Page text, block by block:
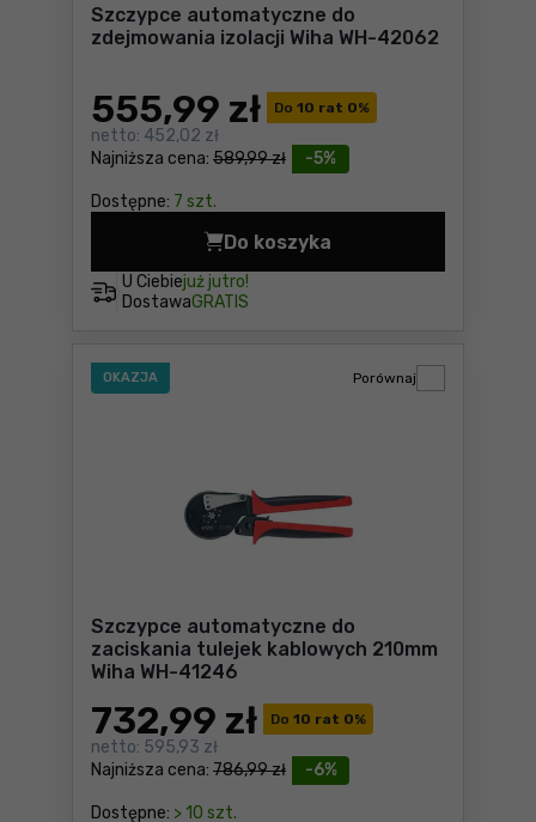
Szczypce automatyczne do
zdejmowania izolacji Wiha WH-42062
Do 10 rat 0%
-5%
Najniższa cena: 589,99 zł
555,99 zł
netto: 452,02 zł
Dostępne: 7 szt.
U Ciebiejuż jutro!
DostawaGRATIS
Do koszyka
Szczypce automatyczne do
OKAZJA
Szczypce automatyczne do
zaciskania tulejek kablowych 210mm
Wiha WH-41246
Do 10 rat 0%
-6%
Najniższa cena: 786,99 zł
732,99 zł
netto: 595,93 zł
Dostępne: > 10 szt.
Porównaj